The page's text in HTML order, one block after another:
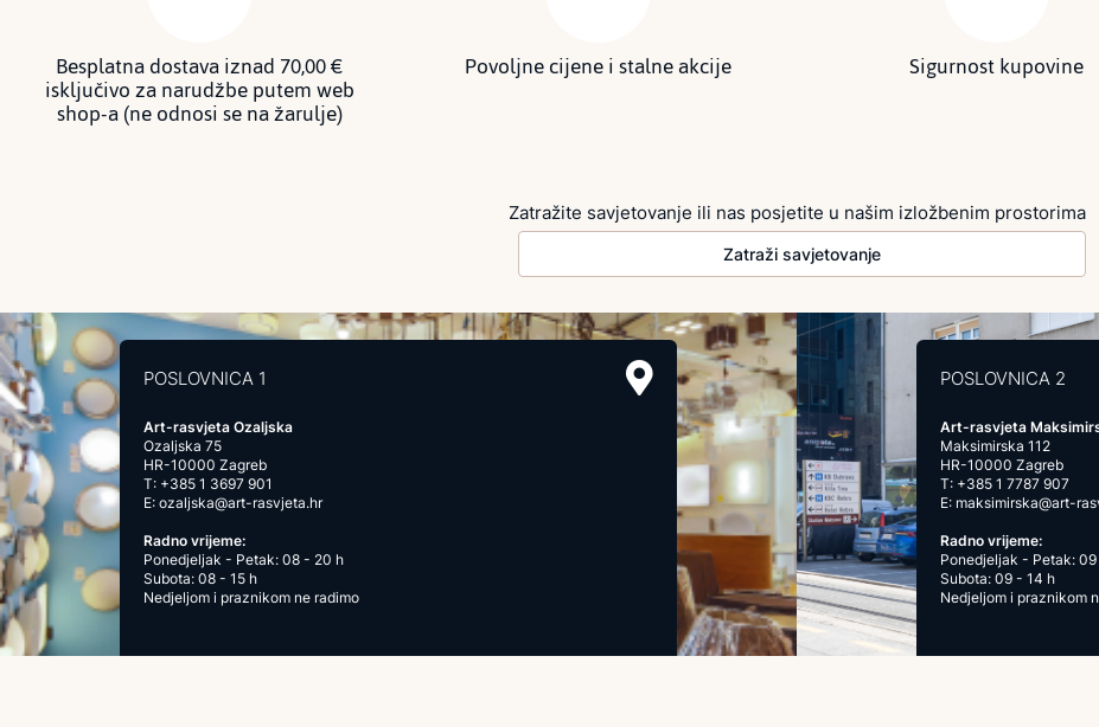
Besplatna dostava iznad 70,00 €
isključivo za narudžbe putem web
shop-a (ne odnosi se na žarulje)
Povoljne cijene i stalne akcije Sigurnost kupovine
Zatražite savjetovanje ili nas posjetite u našim izložbenim prostorima
Zatraži savjetovanje
POSLOVNICA 1
Art-rasvjeta Ozaljska
Ozaljska 75
HR-10000 Zagreb
T: +385 1 3697 901
E: ozaljska@art-rasvjeta.hr
Radno vrijeme:
Ponedjeljak - Petak: 08 - 20 h
Subota: 08 - 15 h
Nedjeljom i praznikom ne radimo
POSLOVNICA 2
Art-rasvjeta
Maksimirska 112
HR-10000 Zagreb
T: +385 1 7787 907
E: maksimirska@art-
Radno vrijeme:
Ponedjeljak - Petak:
Subota: 09 - 14 h
Nedjeljom i praznikom